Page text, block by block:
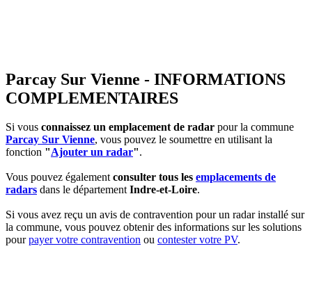
Parcay Sur Vienne - INFORMATIONS
COMPLEMENTAIRES
Si vous connaissez un emplacement de radar pour la commune
Parcay Sur Vienne, vous pouvez le soumettre en utilisant la
fonction "Ajouter un radar".
Vous pouvez égalementconsulter tous les emplacements de
radars dans le départementIndre-et-Loire.
Si vous avez reçu un avis de contravention pour un radar installé sur
la commune, vous pouvez obtenir des informations sur les solutions
pourpayer votre contravention ou contester votre PV.